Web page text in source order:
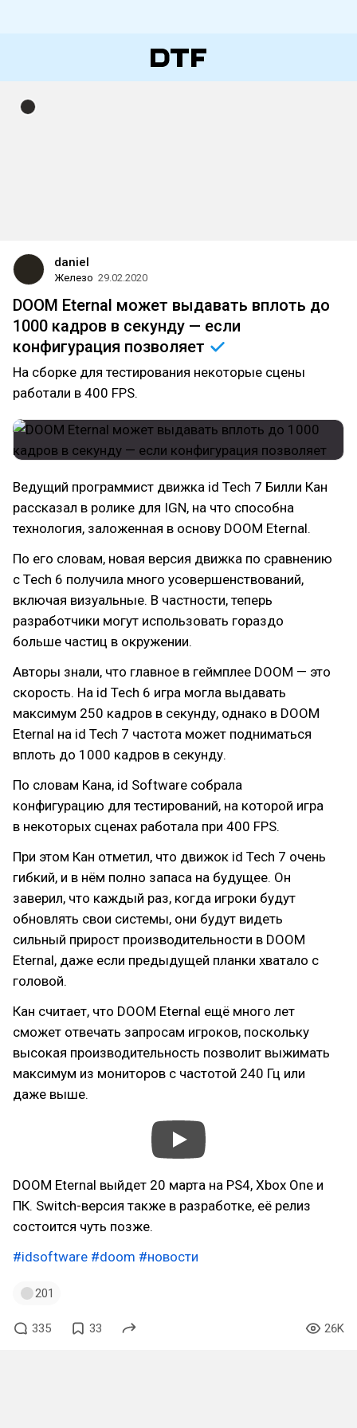
daniel
Железо 29.02.2020
DOOM Eternal может выдавать вплоть до
1000 кадров в секунду — если
конфигурация позволяет
На сборке для тестирования некоторые сцены
работали в 400 FPS.
Ведущий программист движка id Tech 7 Билли Кан
рассказал в ролике для IGN, на что способна
технология, заложенная в основу DOOM Eternal.
По его словам, новая версия движка по сравнению
с Tech 6 получила много усовершенствований,
включая визуальные. В частности, теперь
разработчики могут использовать гораздо
больше частиц в окружении.
Авторы знали, что главное в геймплее DOOM — это
скорость. На id Tech 6 игра могла выдавать
максимум 250 кадров в секунду, однако в DOOM
Eternal на id Tech 7 частота может подниматься
вплоть до 1000 кадров в секунду.
По словам Кана, id Software собрала
конфигурацию для тестирований, на которой игра
в некоторых сценах работала при 400 FPS.
При этом Кан отметил, что движок id Tech 7 очень
гибкий, и в нём полно запаса на будущее. Он
заверил, что каждый раз, когда игроки будут
обновлять свои системы, они будут видеть
сильный прирост производительности в DOOM
Eternal, даже если предыдущей планки хватало с
головой.
Кан считает, что DOOM Eternal ещё много лет
сможет отвечать запросам игроков, поскольку
высокая производительность позволит выжимать
максимум из мониторов с частотой 240 Гц или
даже выше.
DOOM Eternal выйдет 20 марта на PS4, Xbox One и
ПК. Switch-версия также в разработке, её релиз
состоится чуть позже.
#idsoftware #doom #новости
201
335 33 26K